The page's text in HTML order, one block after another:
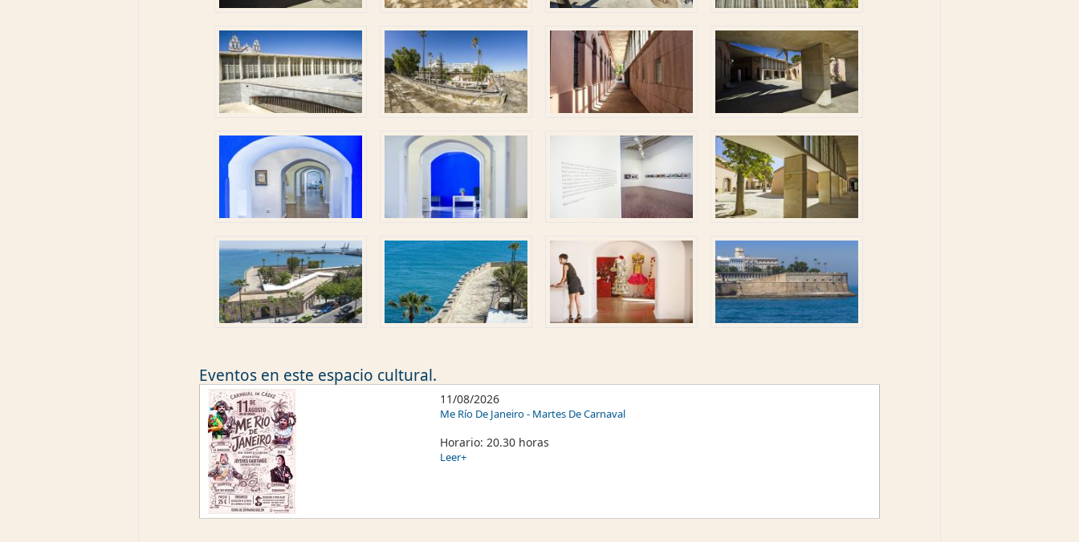
Eventos en este espacio cultural.
11/08/2026
Me Río De Janeiro - Martes De Carnaval
Horario: 20.30 horas
Leer+